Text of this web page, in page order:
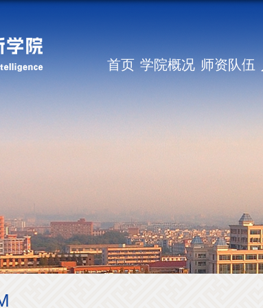
首页 学院概况 师资队伍